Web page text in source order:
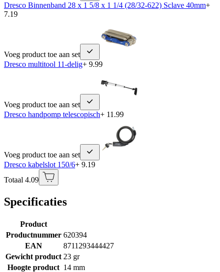
Dresco Binnenband 28 x 1 5/8 x 1 1/4 (28/32-622) Sclave 40mm+
7.19
Voeg product toe aan set
Dresco multitool 11-delig+ 9.99
Voeg product toe aan set
Dresco handpomp telescopisch+ 11.99
Voeg product toe aan set
Dresco kabelslot 150/6+ 9.19
Totaal 4.09
Specificaties
Product
Productnummer 620394
EAN
8711293444427
Gewicht product 23 gr
Hoogte product 14 mm